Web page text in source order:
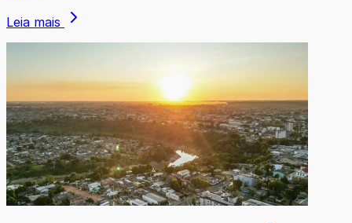
Leia mais